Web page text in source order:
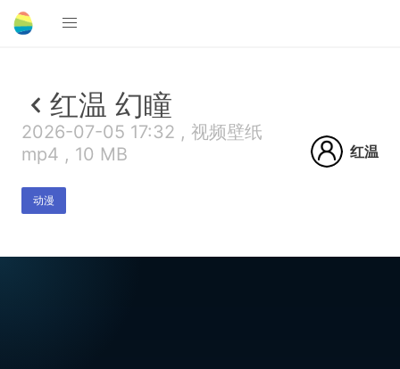
红温 幻瞳
2026-07-05 17:32 , 视频壁纸
mp4 , 10 MB
动漫
红温